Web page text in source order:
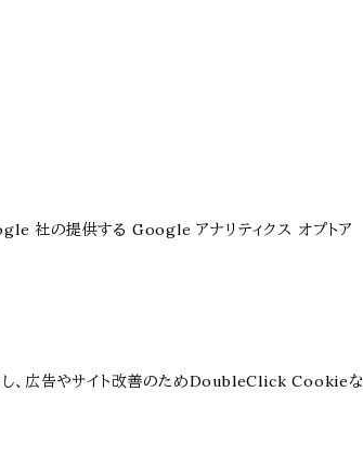
社の提供する Google アナリティクス オプトア
し、広告やサイト改善のためDoubleClick Cookieな